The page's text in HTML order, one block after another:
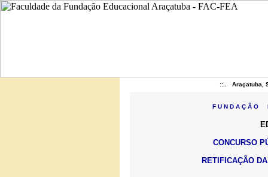
::.. Araçatuba,
F U N D A Ç Ã O
CONCURSO
RETIFICAÇÃO